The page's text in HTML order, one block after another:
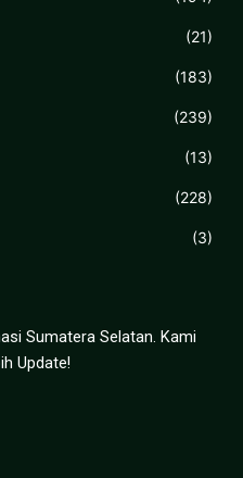
(21)
(183)
(239)
(13)
(228)
(3)
Sumatera Selatan. Kami
Update!